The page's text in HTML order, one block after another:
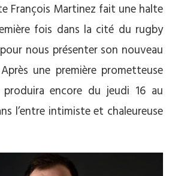
François Martinez fait une halte
fois dans la cité du rugby
nous présenter son nouveau
une première prometteuse
encore du jeudi 16 au
l’entre intimiste et chaleureuse